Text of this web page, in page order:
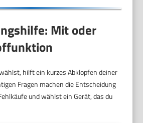
Mit oder
hilft ein kurzes Abklopfen deiner
Fragen machen die Entscheidung
und wählst ein Gerät, das du